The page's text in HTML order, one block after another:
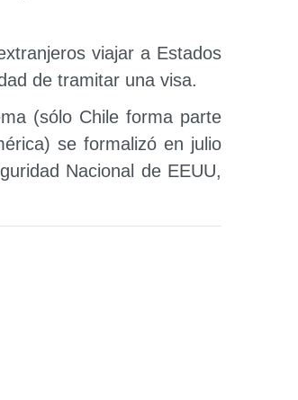
viajar a Estados
de tramitar una visa.
(sólo Chile forma parte
se formalizó en julio
Nacional de EEUU,